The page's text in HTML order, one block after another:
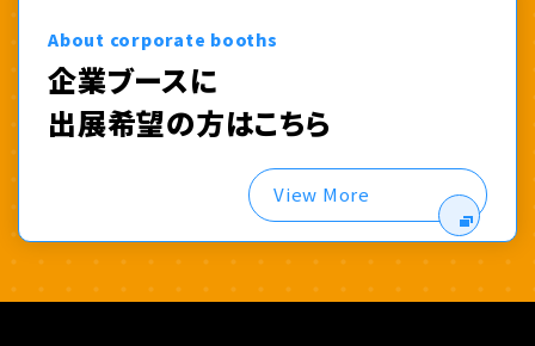
About corporate booths
企業ブースに
出展希望の方はこちら
View More